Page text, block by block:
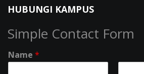
HUBUNGI KAMPUS
Simple Contact Form
Name *